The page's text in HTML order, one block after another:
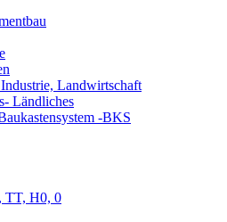
Landwirtschaft
Ländliches
-BKS
TT, H0, 0